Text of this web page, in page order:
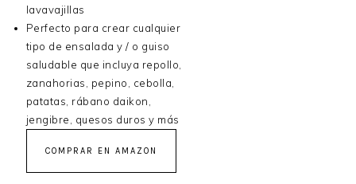
lavavajillas
Perfecto para crear cualquier
tipo de ensalada y / o guiso
saludable que incluya repollo,
zanahorias, pepino, cebolla,
patatas, rábano daikon,
jengibre, quesos duros y más
COMPRAR EN AMAZON